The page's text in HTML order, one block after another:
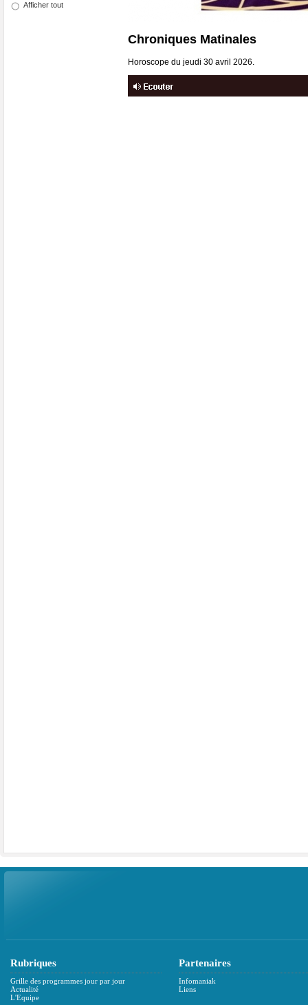
Chroniques Matinales
Horoscope du jeudi 30 avril 2026.
Afficher tout
Rubriques
Grille des programmes jour par jour
Actualité
L'Equipe
Partenaires
Infomaniak
Liens